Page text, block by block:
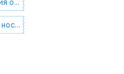
Социальная память и ностальгия